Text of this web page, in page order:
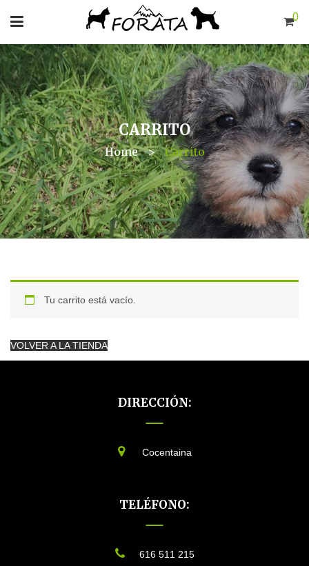
0
CARRITO
Home > Carrito
Tu carrito está vacío.
VOLVER A LA TIENDA
DIRECCIÓN:
Cocentaina
TELÉFONO:
616 511 215